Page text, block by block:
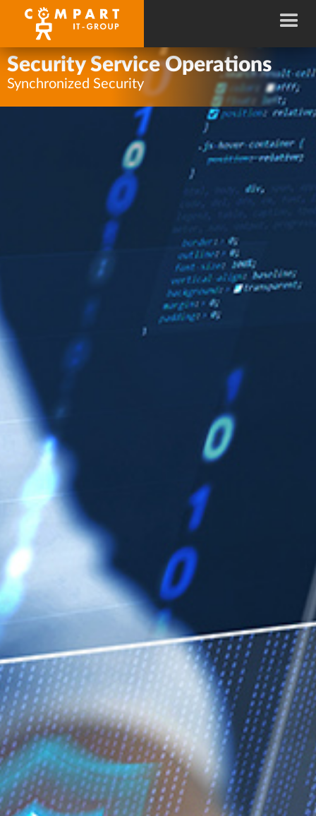
Security Service Operations
Synchronized Security